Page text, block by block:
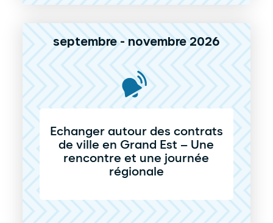
septembre - novembre 2026
Echanger autour des contrats
de ville en Grand Est – Une
rencontre et une journée
régionale